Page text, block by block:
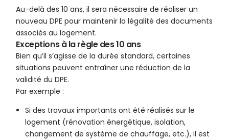
Au-delà des 10 ans, il sera nécessaire de réaliser un
nouveau DPE pour maintenir la légalité des documents
associés au logement.
Exceptions à la règle des 10 ans
Bien qu’il s’agisse de la durée standard, certaines
situations peuvent entraîner une réduction de la
validité du DPE.
Par exemple :
Si des travaux importants ont été réalisés sur le
logement (rénovation énergétique, isolation,
changement de système de chauffage, etc.), il est